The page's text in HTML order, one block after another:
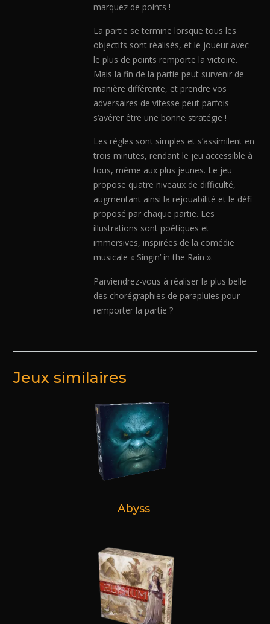
marquez de points !
La partie se termine lorsque tous les
objectifs sont réalisés, et le joueur avec
le plus de points remporte la victoire.
Mais la fin de la partie peut survenir de
manière différente, et prendre vos
adversaires de vitesse peut parfois
s’avérer être une bonne stratégie !
Les règles sont simples et s’assimilent en
trois minutes, rendant le jeu accessible à
tous, même aux plus jeunes. Le jeu
propose quatre niveaux de difficulté,
augmentant ainsi la rejouabilité et le défi
proposé par chaque partie. Les
illustrations sont poétiques et
immersives, inspirées de la comédie
musicale « Singin’ in the Rain ».
Parviendrez-vous à réaliser la plus belle
des chorégraphies de parapluies pour
remporter la partie ?
Jeux similaires
Abyss